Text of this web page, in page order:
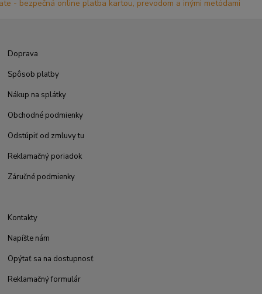
Doprava
Spôsob platby
Nákup na splátky
Obchodné podmienky
Odstúpiť od zmluvy tu
Reklamačný poriadok
Záručné podmienky
Kontakty
Napíšte nám
Opýtať sa na dostupnosť
Reklamačný formulár